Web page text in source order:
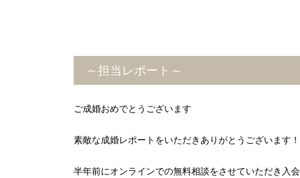
～担当レポート～
ご成婚おめでとうございます
素敵な成婚レポートをいただきありがとうございます！
半年前にオンラインでの無料相談をさせていただき入会